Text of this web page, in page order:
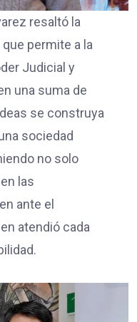
resaltó la
permite a la
Judicial y
una suma de
se construya
sociedad
no solo
las
ante el
atendió cada